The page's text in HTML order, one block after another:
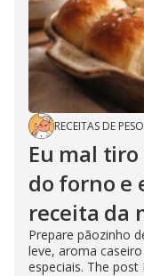
RECEITAS DE PESO
Eu mal
do forno e
receita da
Prepare pãozinho
leve, aroma
especiais. The post